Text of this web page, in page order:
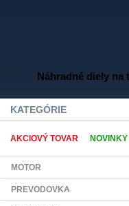
Náhradné diely na
KATEGÓRIE
AKCIOVÝ TOVAR NOVINKY
MOTOR
PREVODOVKA